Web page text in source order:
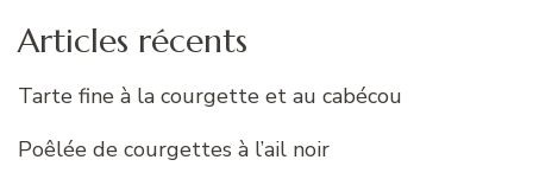
Articles récents
Tarte fine à la courgette et au cabécou
Poêlée de courgettes à l’ail noir